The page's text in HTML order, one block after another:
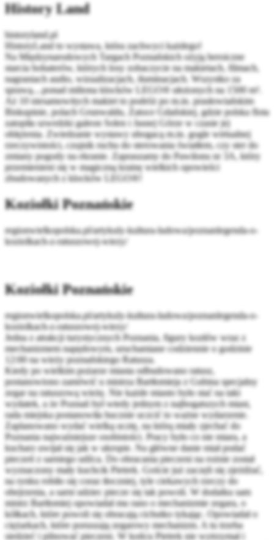
History Land
historyland.pl
HistoryLand to wystawa, która zachwyci każdego!
Na Międzynarodowych Targach Poznańskich ożyją heroiczne
starcia bohaterów, których losy zobaczycie na makietach, filmach,
nagraniach audio, wizualizacjach, iluminacjach. Wszystko za
sprawą....ponad miliona klocków LEGO® ułożonych na 1500 m².
Aż 10 niesamowitych makiet to podróż po m.in. prasłowiańskim
Biskupinie, polach Grunwaldu, Zatoce Gdańskiej, gdzie polska flota
zatopiła szwedzki galeon Solen i Jasnej Górze w czasie jej
oblężenia. Zwiedzanie wystawy ubogacą m.in. gogle wirtualnej
rzeczywistości, czujnik ruchu do sterowania światłem, czy ster do
zmiany pogody na ekranie. Zapraszamy do Pawilonu nr 3A, który
przemienieni się w magiczną krainę wielkich opowieści
zbudowanych z klocków LEGO®!
Koziołki Poznańskie
regionwielkopolska.pl/artykuly-kultura-ludowa/poznanlegenda-o-
koziolkach-z-ratuszowej-wiezy/
Koziołki Poznańskie
regionwielkopolska.pl/artykuly-kultura-ludowa/poznanlegenda-o-
koziolkach-z-ratuszowej-wiezy/
Jedna z atrakcji turystycznych Poznania, figury kozłów wraz z
mechanizmem napędowym, uruchamiane codziennie o godzinie
12:00 na wieży poznańskiego Ratusza.
Kiedy po wielkim pożarze miasta odbudowano ratusz,
postanowiono zamówić u mistrza Bartłomieja z Gubina specjalny
zegar na ratuszową wieżę. Nie każde miasto było stać na taki
wydatek, a że Poznań był wtedy jednym z najbogatszych miast,
rada miejska postanowiła hucznie uczcić to ważne wydarzenie.
Zaplanowano wydać wielką ucztę, na którą miały zjechać do
Poznania najważniejsze osobistości. Pracy było co nie miara, a
kucharz uwijał się jak w ukropie. Na główne danie miał podać
pieczeń z sarniego udźca. Do obracania pieczeni na rożnie został
wyznaczony mały kuchcik Pietrek. Goście już zaczęli się zjeżdżać,
na rynku robiło się coraz tłoczniej, tyle ciekawych rzeczy do
obejrzenia, a sarni udziec piecze się tak powoli. W dodatku sam
mistrz Bartłomiej opowiadał mu rano o mechanizmie zegara, o
kółkach, które powoli się obracają cichutko tykając. Opowiadał o
ciężarkach, które poruszają zegarowy mechanizm. A tu trzeba
siedzieć i pilnować pieczeni. W końcu Pietrek nie wytrzymał i